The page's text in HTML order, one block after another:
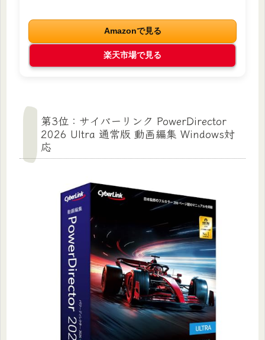
Amazonで見る
楽天市場で見る
第3位：サイバーリンク PowerDirector
2026 Ultra 通常版 動画編集 Windows対
応